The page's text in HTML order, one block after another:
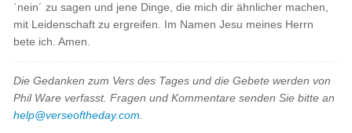
`nein´ zu sagen und jene Dinge, die mich dir ähnlicher machen,
mit Leidenschaft zu ergreifen. Im Namen Jesu meines Herrn
bete ich. Amen.
Die Gedanken zum Vers des Tages und die Gebete werden von
Phil Ware verfasst. Fragen und Kommentare senden Sie bitte an
help@verseoftheday.com